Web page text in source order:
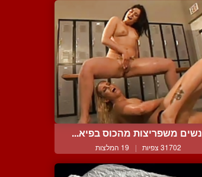
נשים משפריצות מהכוס בפיא...
31702 צפיות | 19 המלצות